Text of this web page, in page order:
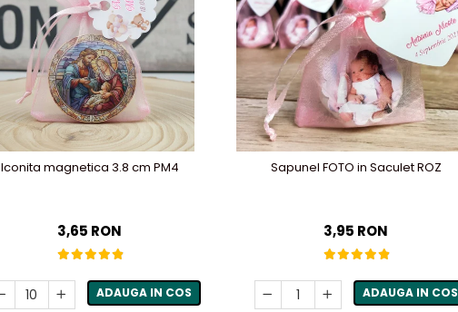
Iconita magnetica 3.8 cm PM4
3,65 RON
ADAUGA IN COS
Sapunel FOTO in Saculet ROZ
3,95 RON
ADAUGA IN COS